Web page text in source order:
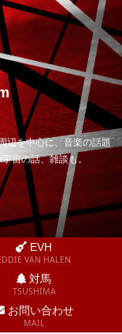
辺を中心に、音楽の話題
宙の話、雑談も。
EVH
VAN HALEN
対馬
TSUSHIMA
お問い合わせ
MAIL